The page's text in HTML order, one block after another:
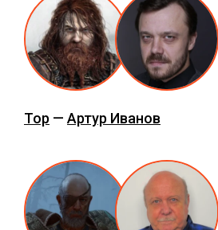
Тор — Артур Иванов